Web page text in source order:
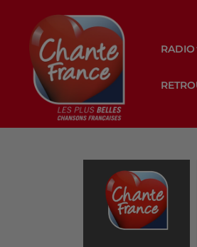
RADIO